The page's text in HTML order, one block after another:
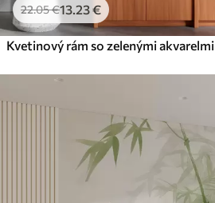
22.05€13 .23€
Kvetinový rám so zelenými akvarelmi